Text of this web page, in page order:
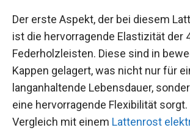
Der erste Aspekt, der bei diesem
ist die hervorragende Elastizität der
Federholzleisten. Diese sind in
Kappen gelagert, was nicht nur für
langanhaltende Lebensdauer,
eine hervorragende Flexibilität
Vergleich mit einem Lattenrost